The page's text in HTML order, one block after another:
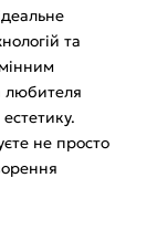
та
любителя
естетику.
не просто